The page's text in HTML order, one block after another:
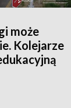
może
Kolejarze